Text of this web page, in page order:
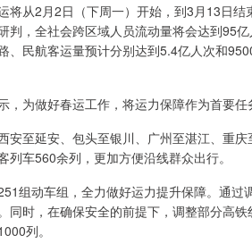
从2月2日（下周一）开始，到3月13日结
判，全社会跨区域人员流动量将会达到95
、民航客运量预计分别达到5.4亿人次和
为做好春运工作，将运力保障作为首要任
安至延安、包头至银川、广州至湛江、重
车560余列，更加方便沿线群众出行。
组动车组，全力做好运力提升保障。通
时，在确保安全的前提下，调整部分高铁
列。